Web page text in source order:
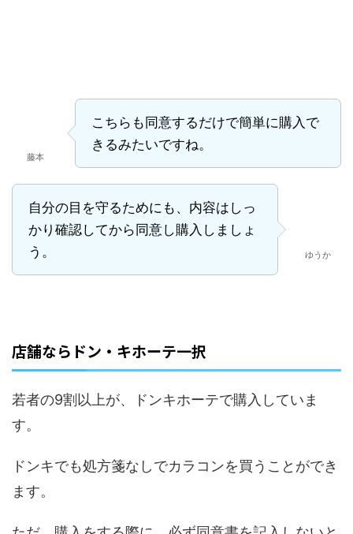
藤本
こちらも同意するだけで簡単に購入で
きるみたいですね。
自分の目を守るためにも、内容はしっ
かり確認してから同意し購入しましょ
う。
ゆうか
店舗ならドン・キホーテ一択
若者の9割以上が、ドンキホーテで購入していま
す。
ドンキでも処方箋なしでカラコンを買うことができ
ます。